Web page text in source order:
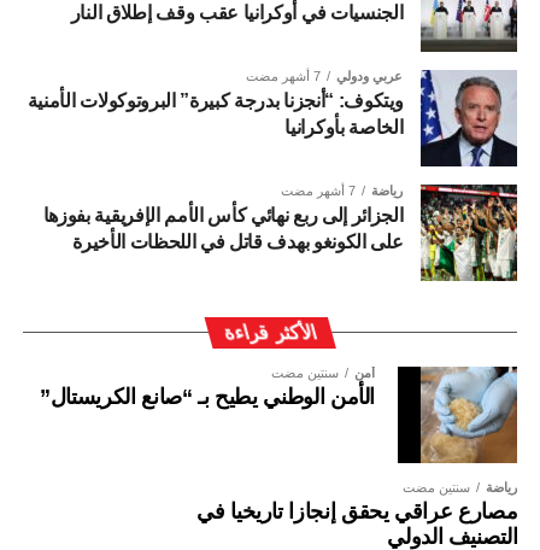
الجنسيات في أوكرانيا عقب وقف إطلاق النار
عربي ودولي 7 أشهر مضت
ويتكوف: “أنجزنا بدرجة كبيرة” البروتوكولات الأمنية
الخاصة بأوكرانيا
رياضة 7 أشهر مضت
الجزائر إلى ربع نهائي كأس الأمم الإفريقية بفوزها
على الكونغو بهدف قاتل في اللحظات الأخيرة
الأكثر قراءة
أمن سنتين مضت
الأمن الوطني يطيح بـ “صانع الكريستال”
رياضة سنتين مضت
مصارع عراقي يحقق إنجازا تاريخيا في
التصنيف الدولي